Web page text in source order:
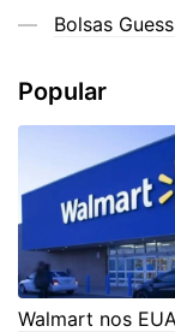
Bolsas
Popular
Walmart nos